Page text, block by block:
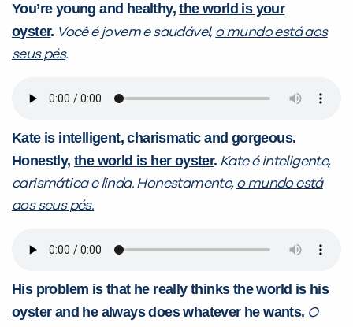
You’re young and healthy,theworld is your
oyster. Você é jovem e saudável, o mundo está aos
seus pés.
Kate is intelligent, charismatic and gorgeous.
Honestly,the world is her oyster. Kate é inteligente,
carismática e linda. Honestamente, o mundo está
aos seus pés.
His problem is that he really thinks the world is his
oysterand he always does whatever he wants. O